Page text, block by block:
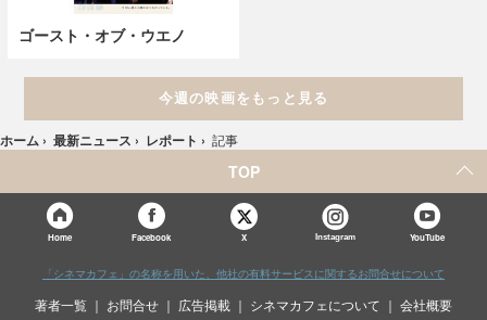
ゴースト・オブ・ウエノ
今週の映画をもっと見る
ホーム › 最新ニュース › レポート › 記事
TOP
Home Facebook X Instagram YouTube
「シネマカフェ」の名称を用いた、他社の有料サービスに関するお問合せについて
著者一覧 お問合せ 広告掲載 シネマカフェについて 会社概要